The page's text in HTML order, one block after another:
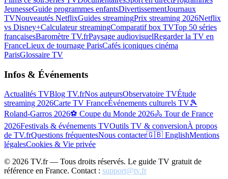
JeunesseGuide programmes enfantsDivertissementJournaux
TVNouveautés NetflixGuides streamingPrix streaming 2026Netflix
vs Disney+Calculateur streamingComparatif box TVTop 50 séries
françaisesBaromètre TV.frPaysage audiovisuelRegarder la TV en
FranceLieux de tournage ParisCafés iconiques cinéma
ParisGlossaire TV
Infos & Événements
Actualités TVBlog TV.frNos auteursObservatoire TVÉtude
streaming 2026Carte TV FranceÉvénements culturels TV🎾
Roland-Garros 2026⚽ Coupe du Monde 2026🚴 Tour de France
2026Festivals & événements TVOutils TV & conversionÀ propos
de TV.frQuestions fréquentesNous contacter🇬🇧 EnglishMentions
légalesCookies & Vie privée
© 2026 TV.fr — Tous droits réservés. Le guide TV gratuit de
référence en France. Contact : support@tv.fr